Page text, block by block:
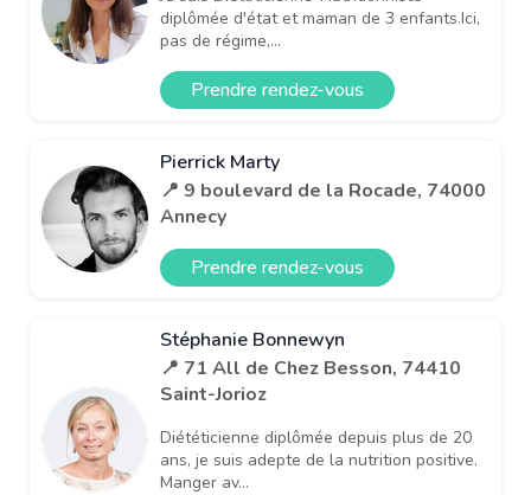
diplômée d'état et maman de 3 enfants.Ici,
pas de régime,...
Prendre rendez-vous
Pierrick Marty
📍 9 boulevard de la Rocade, 74000
Annecy
Prendre rendez-vous
Stéphanie Bonnewyn
📍 71 All de Chez Besson, 74410
Saint-Jorioz
Diététicienne diplômée depuis plus de 20
ans, je suis adepte de la nutrition positive.
Manger av...